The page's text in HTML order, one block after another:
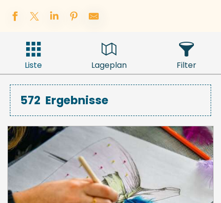
Liste Lageplan Filter
572 Ergebnisse